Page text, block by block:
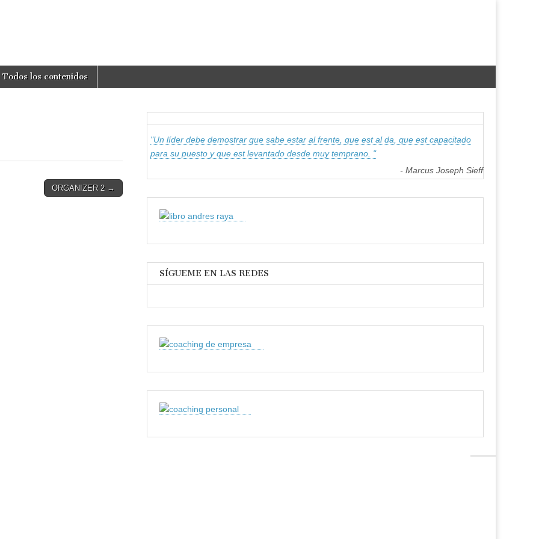
Todos los contenidos
ORGANIZER 2 →
"Un líder debe demostrar que sabe estar al frente, que est al da, que est capacitado
para su puesto y que est levantado desde muy temprano. "
- Marcus Joseph Sieff
SÍGUEME EN LAS REDES